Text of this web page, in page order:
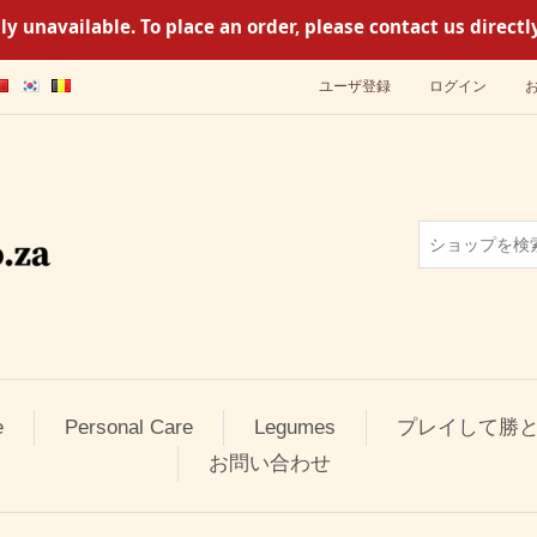
unavailable. To place an order, please contact us
ユーザ登録 ログイン
Personal Care Legumes
プレイして勝
お問い合わせ